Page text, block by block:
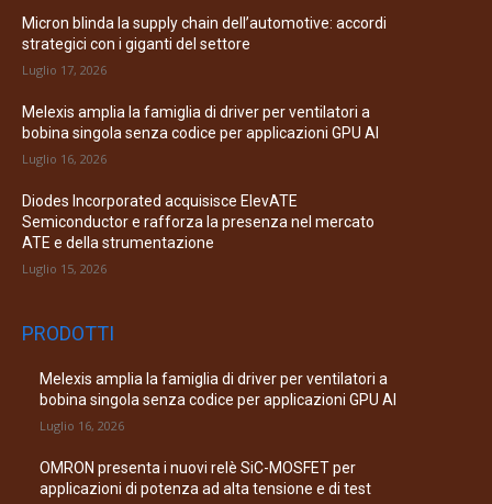
Micron blinda la supply chain dell’automotive: accordi
strategici con i giganti del settore
Luglio 17, 2026
Melexis amplia la famiglia di driver per ventilatori a
bobina singola senza codice per applicazioni GPU AI
Luglio 16, 2026
Diodes Incorporated acquisisce ElevATE
Semiconductor e rafforza la presenza nel mercato
ATE e della strumentazione
Luglio 15, 2026
PRODOTTI
Melexis amplia la famiglia di driver per ventilatori a
bobina singola senza codice per applicazioni GPU AI
Luglio 16, 2026
OMRON presenta i nuovi relè SiC-MOSFET per
applicazioni di potenza ad alta tensione e di test